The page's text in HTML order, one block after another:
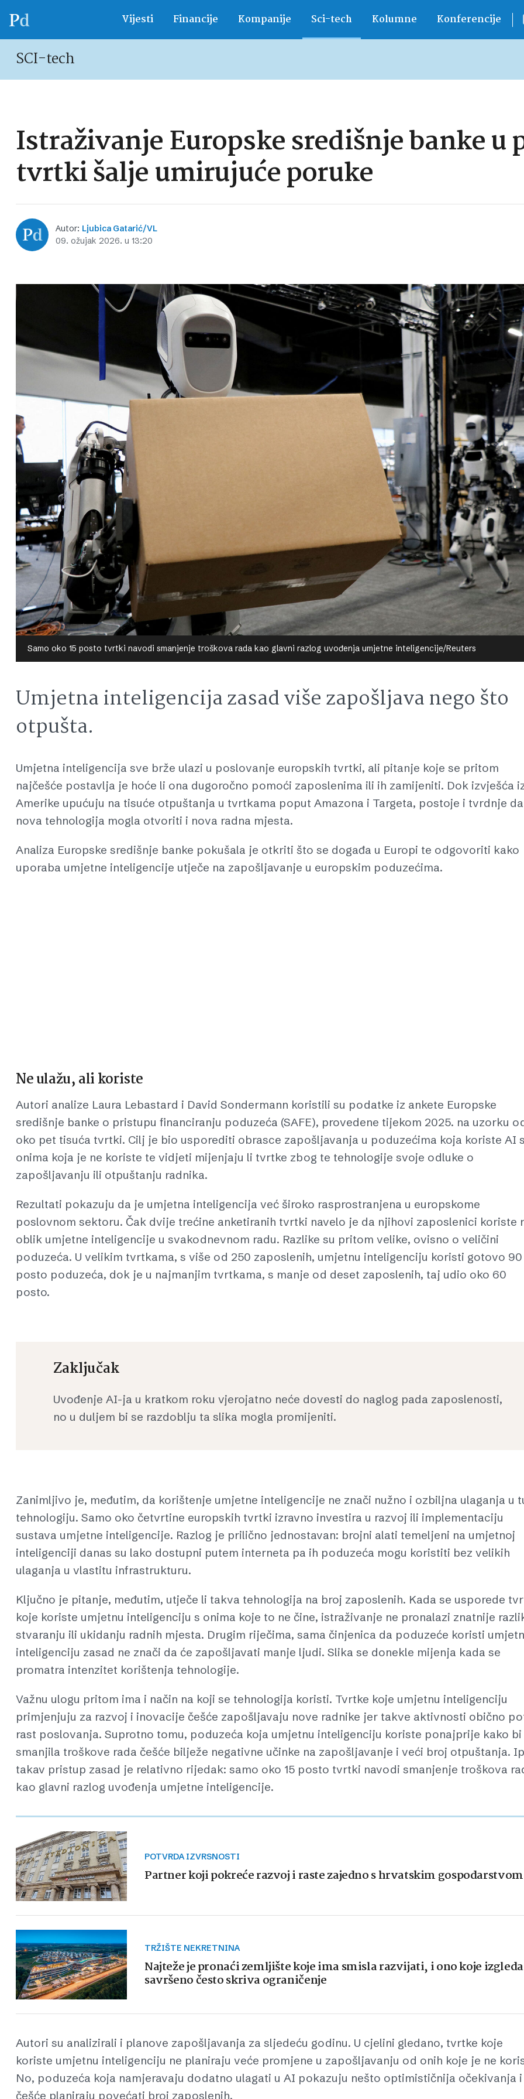
Vijesti Financije Kompanije Sci-tech Kolumne Konferencije
SCI-tech
Istraživanje Europske središnje banke u
tvrtki šalje umirujuće poruke
Autor: Ljubica Gatarić/VL
09. ožujak 2026. u 13:20
Samo oko 15 posto tvrtki navodi smanjenje troškova rada kao glavni razlog uvođenja umjetne inteligencije/Reuters
Umjetna inteligencija zasad više zapošljava nego što
otpušta.
Umjetna inteligencija sve brže ulazi u poslovanje europskih tvrtki, ali pitanje koje se pritom
najčešće postavlja je hoće li ona dugoročno pomoći zaposlenima ili ih zamijeniti. Dok izvješća
Amerike upućuju na tisuće otpuštanja u tvrtkama poput Amazona i Targeta, postoje i tvrdnje
nova tehnologija mogla otvoriti i nova radna mjesta.
Analiza Europske središnje banke pokušala je otkriti što se događa u Europi te odgovoriti kako
uporaba umjetne inteligencije utječe na zapošljavanje u europskim poduzećima.
Ne ulažu, ali koriste
Autori analize Laura Lebastard i David Sondermann koristili su podatke iz ankete Europske
središnje banke o pristupu financiranju poduzeća (SAFE), provedene tijekom 2025. na uzorku
oko pet tisuća tvrtki. Cilj je bio usporediti obrasce zapošljavanja u poduzećima koja koriste AI
onima koja je ne koriste te vidjeti mijenjaju li tvrtke zbog te tehnologije svoje odluke o
zapošljavanju ili otpuštanju radnika.
Rezultati pokazuju da je umjetna inteligencija već široko rasprostranjena u europskome
poslovnom sektoru. Čak dvije trećine anketiranih tvrtki navelo je da njihovi zaposlenici koriste
oblik umjetne inteligencije u svakodnevnom radu. Razlike su pritom velike, ovisno o veličini
poduzeća. U velikim tvrtkama, s više od 250 zaposlenih, umjetnu inteligenciju koristi gotovo 90
posto poduzeća, dok je u najmanjim tvrtkama, s manje od deset zaposlenih, taj udio oko 60
posto.
Zaključak
Uvođenje AI-ja u kratkom roku vjerojatno neće dovesti do naglog pada zaposlenosti,
no u duljem bi se razdoblju ta slika mogla promijeniti.
Zanimljivo je, međutim, da korištenje umjetne inteligencije ne znači nužno i ozbiljna ulaganja u
tehnologiju. Samo oko četvrtine europskih tvrtki izravno investira u razvoj ili implementaciju
sustava umjetne inteligencije. Razlog je prilično jednostavan: brojni alati temeljeni na umjetnoj
inteligenciji danas su lako dostupni putem interneta pa ih poduzeća mogu koristiti bez velikih
ulaganja u vlastitu infrastrukturu.
Ključno je pitanje, međutim, utječe li takva tehnologija na broj zaposlenih. Kada se usporede
koje koriste umjetnu inteligenciju s onima koje to ne čine, istraživanje ne pronalazi znatnije
stvaranju ili ukidanju radnih mjesta. Drugim riječima, sama činjenica da poduzeće koristi
inteligenciju zasad ne znači da će zapošljavati manje ljudi. Slika se donekle mijenja kada se
promatra intenzitet korištenja tehnologije.
Važnu ulogu pritom ima i način na koji se tehnologija koristi. Tvrtke koje umjetnu inteligenciju
primjenjuju za razvoj i inovacije češće zapošljavaju nove radnike jer takve aktivnosti obično
rast poslovanja. Suprotno tomu, poduzeća koja umjetnu inteligenciju koriste ponajprije kako bi
smanjila troškove rada češće bilježe negativne učinke na zapošljavanje i veći broj otpuštanja.
takav pristup zasad je relativno rijedak: samo oko 15 posto tvrtki navodi smanjenje troškova
kao glavni razlog uvođenja umjetne inteligencije.
POTVRDA IZVRSNOSTI
Partner koji pokreće razvoj i raste zajedno s hrvatskim gospodarstvom
TRŽIŠTE NEKRETNINA
Najteže je pronaći zemljište koje ima smisla razvijati, i ono koje izgleda
savršeno često skriva ograničenje
Autori su analizirali i planove zapošljavanja za sljedeću godinu. U cjelini gledano, tvrtke koje
koriste umjetnu inteligenciju ne planiraju veće promjene u zapošljavanju od onih koje je ne
No, poduzeća koja namjeravaju dodatno ulagati u AI pokazuju nešto optimističnija očekivanja i
češće planiraju povećati broj zaposlenih.